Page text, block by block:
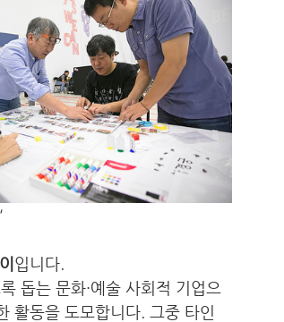
입니다.
돕는 문화·예술 사회적 기업으
활동을 도모합니다. 그중 타인